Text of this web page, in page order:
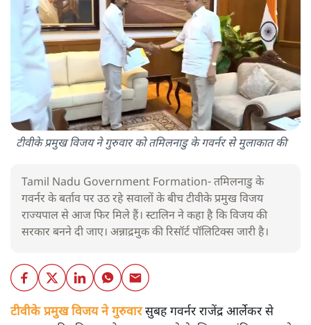
टीवीके प्रमुख विजय ने गुरुवार को तमिलनाडु के गवर्नर से मुलाकात की
Tamil Nadu Government Formation- तमिलनाडु के
गवर्नर के बर्ताव पर उठ रहे सवालों के बीच टीवीके प्रमुख विजय
राज्यपाल से आज फिर मिले हैं। स्टालिन ने कहा है कि विजय की
सरकार बनने दी जाए। अन्नाद्रमुक की रिसॉर्ट पॉलिटिक्स जारी है।
टीवीके प्रमुख विजय ने गुरुवारसुबह गवर्नर राजेंद्र आर्लेकर से